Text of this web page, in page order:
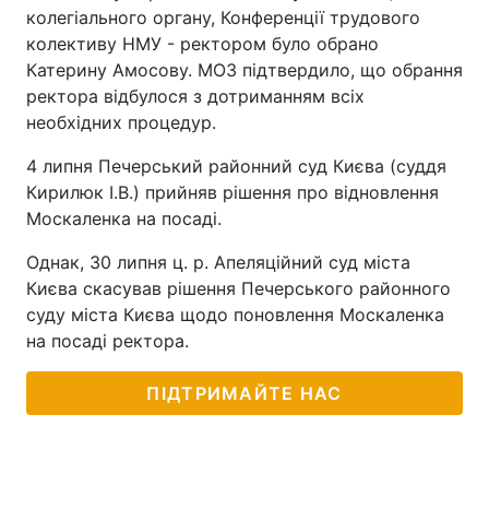
колегіального органу, Конференції трудового
колективу НМУ - ректором було обрано
Катерину Амосову. МОЗ підтвердило, що обрання
ректора відбулося з дотриманням всіх
необхідних процедур.
4 липня Печерський районний суд Києва (суддя
Кирилюк І.В.) прийняв рішення про відновлення
Москаленка на посаді.
Однак, 30 липня ц. р. Апеляційний суд міста
Києва скасував рішення Печерського районного
суду міста Києва щодо поновлення Москаленка
на посаді ректора.
ПІДТРИМАЙТЕ НАС